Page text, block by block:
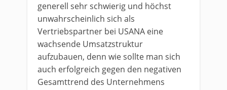
generell sehr schwierig und höchst
unwahrscheinlich sich als
Vertriebspartner bei USANA eine
wachsende Umsatzstruktur
aufzubauen, denn wie sollte man sich
auch erfolgreich gegen den negativen
Gesamttrend des Unternehmens